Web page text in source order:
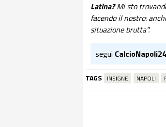
Latina?Mi sto
facendo il nostro:
situazione brutta".
segui
TAGS INSIGNE NAPOLI